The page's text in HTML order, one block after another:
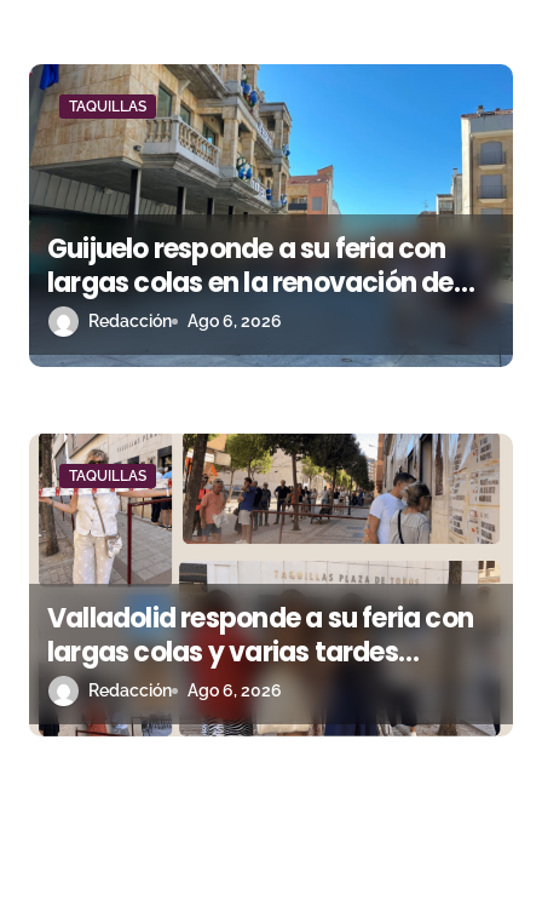
a
d
a
s
TAQUILLAS
Guijuelo responde a su feria con
largas colas en la renovación de
abonos
Redacción Ago 6, 2026
TAQUILLAS
Valladolid responde a su feria con
largas colas y varias tardes
camino del lleno
Redacción Ago 6, 2026